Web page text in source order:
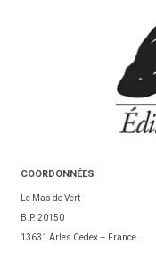
COORDONNÉES
Le Mas de Vert
B.P. 20150
13631 Arles Cedex – France